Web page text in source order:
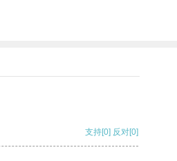
支持[0] 反对[0]